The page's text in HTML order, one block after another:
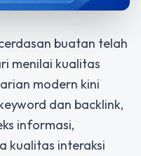
buatan telah
menilai kualitas
modern kini
dan backlink,
informasi,
kualitas interaksi